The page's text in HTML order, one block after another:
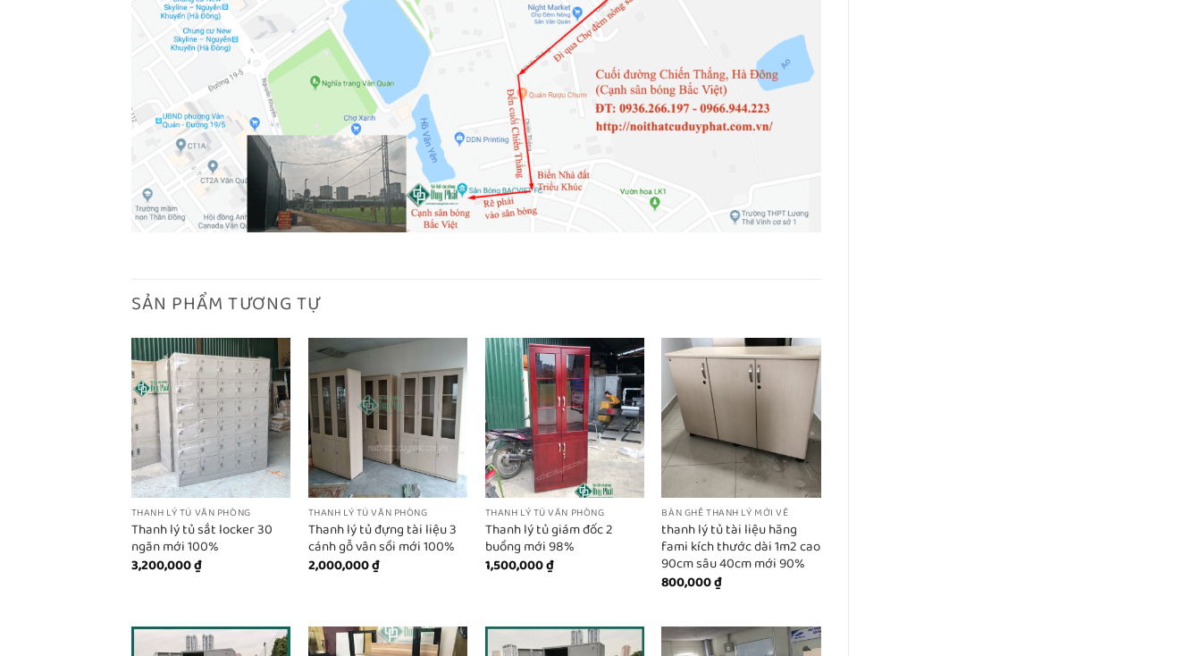
SẢN PHẨM TƯƠNG TỰ
THANH LÝ TỦ VĂN PHÒNG
Thanh lý tủ sắt locker 30
ngăn mới 100%
3,200,000₫
THANH LÝ TỦ VĂN PHÒNG
Thanh lý tủ đựng tài liệu 3
cánh gỗ vân sồi mới 100%
2,000,000₫
THANH LÝ TỦ VĂN PHÒNG
Thanh lý tủ giám đốc 2
buồng mới 98%
1,500,000₫
BÀN GHẾ THANH LÝ MỚI VỀ
thanh lý tủ tài liệu hãng
fami kích thước dài 1m2 cao
90cm sâu 40cm mới 90%
800,000₫